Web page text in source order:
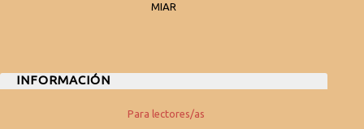
MIAR
INFORMACIÓN
Para lectores/as